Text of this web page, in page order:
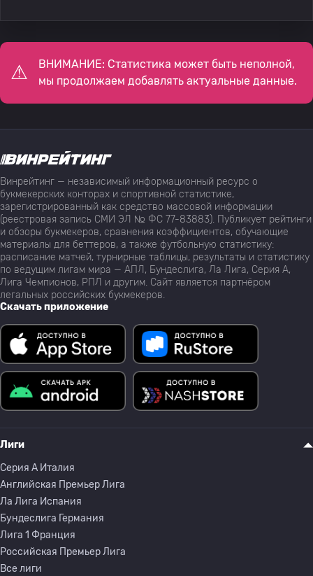
ВНИМАНИЕ: Статистика может быть неполной,
мы продолжаем добавлять актуальные данные.
Винрейтинг — независимый информационный ресурс о
букмекерских конторах и спортивной статистике,
зарегистрированный как средство массовой информации
(реестровая запись СМИ ЭЛ № ФС 77-83883). Публикует рейтинги
и обзоры букмекеров, сравнения коэффициентов, обучающие
материалы для беттеров, а также футбольную статистику:
расписание матчей, турнирные таблицы, результаты и статистику
по ведущим лигам мира — АПЛ, Бундеслига, Ла Лига, Серия А,
Лига Чемпионов, РПЛ и другим. Сайт является партнёром
легальных российских букмекеров.
Скачать приложение
Лиги
Серия A Италия
Английская Премьер Лига
Ла Лига Испания
Бундеслига Германия
Лига 1 Франция
Российская Премьер Лига
Все лиги